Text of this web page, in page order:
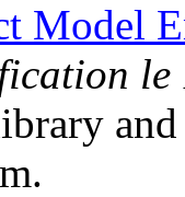
Model
le